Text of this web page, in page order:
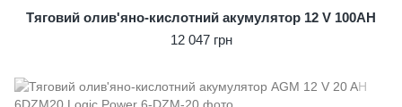
Тяговий олив'яно-кислотний акумулятор 12 V 100AH
12 047 грн